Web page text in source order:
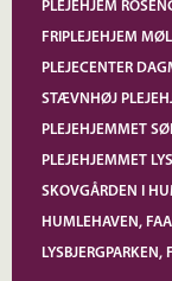
PLEJEHJEM
FRIPLEJEHJEM
PLEJECENTER
STÆVNHØJ
PLEJEHJEMMET
PLEJEHJEMMET
SKOVGÅRDEN I
HUMLEHAVEN,